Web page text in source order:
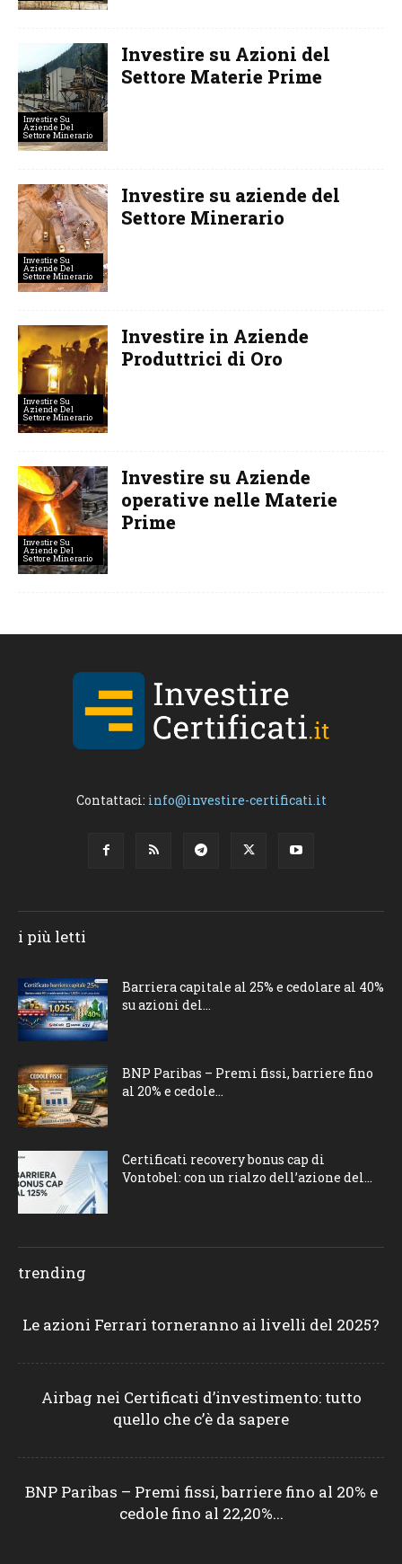
Investire Su
Aziende Del
Settore Minerario
Investire su Azioni del
Settore Materie Prime
Investire Su
Aziende Del
Settore Minerario
Investire su aziende del
Settore Minerario
Investire Su
Aziende Del
Settore Minerario
Investire in Aziende
Produttrici di Oro
Investire Su
Aziende Del
Settore Minerario
Investire su Aziende
operative nelle Materie
Prime
Contattaci: info@investire-certificati.it
i più letti
Barriera capitale al 25% e cedolare al 40%
su azioni del...
BNP Paribas – Premi fissi, barriere fino
al 20% e cedole...
Certificati recovery bonus cap di
Vontobel: con un rialzo dell’azione del...
trending
Le azioni Ferrari torneranno ai livelli del 2025?
Airbag nei Certificati d’investimento: tutto
quello che c’è da sapere
BNP Paribas – Premi fissi, barriere fino al 20% e
cedole fino al 22,20%...